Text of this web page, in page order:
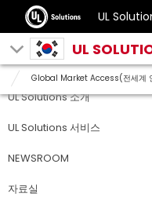
UL
UL
Global Market Access(전세계
UL Solutions 소개
UL Solutions 서비스
NEWSROOM
자료실